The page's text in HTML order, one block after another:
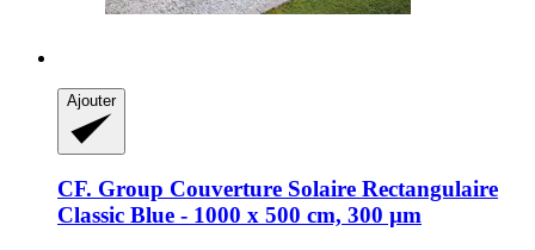
Ajouter
CF. Group Couverture Solaire Rectangulaire
Classic Blue -​ 1000 x 500 cm, 300 µm